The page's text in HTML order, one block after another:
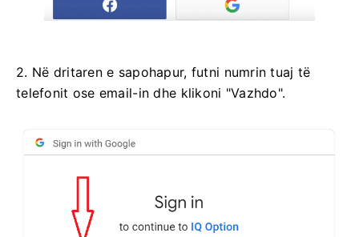
2. Në dritaren e sapohapur, futni numrin tuaj të
telefonit ose email-in dhe klikoni "Vazhdo".